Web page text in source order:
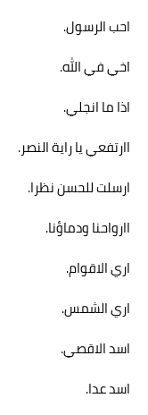
احب الرسول.
اخي في الله.
اذا ما انجلي.
اارتفعي يا راية النصر.
ارسلت للحسن نظرا.
اارواحنا ودماؤنا.
اري الاقوام.
اري الشمس.
اسد الاقصي.
اسد عدا.